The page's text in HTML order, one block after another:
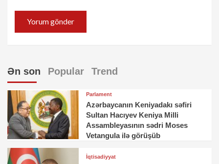
Ən son Popular Trend
Parlament
Azərbaycanın Keniyadakı səfiri
Sultan Hacıyev Keniya Milli
Assambleyasının sədri Moses
Vetangula ilə görüşüb
İqtisadiyyat